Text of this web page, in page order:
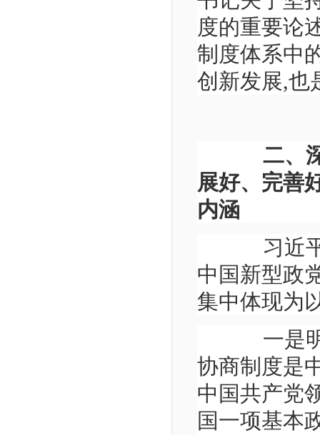
度的重要论
制度体系中
创新发展,也
二、
展好、完善
内涵
习近平
中国新型政
集中体现为
一是明
协商制度是
中国共产党
国一项基本